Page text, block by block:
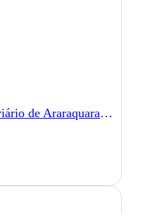
Terminal Rodoviário de Araraquara - Araraquara - SP